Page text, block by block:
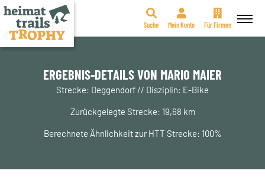
Zum
Suche Mein Konto Für Firmen
ERGEBNIS-DETAILS VON MARIO MAIER
Strecke: Deggendorf // Disziplin: E-Bike
Zurückgelegte Strecke: 19,68 km
Berechnete Ähnlichkeit zur HTT Strecke: 100%